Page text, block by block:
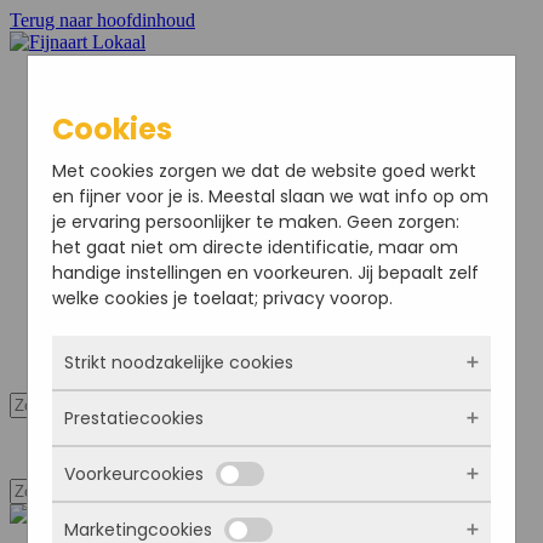
Terug naar hoofdinhoud
Home
Nieuws
Sport
Bedrijven
Agenda
Ondernemersvereniging
Adverteren
Mijn Account
Mijn Account
Cookies
Met cookies zorgen we dat de website goed werkt
en fijner voor je is. Meestal slaan we wat info op om
je ervaring persoonlijker te maken. Geen zorgen:
het gaat niet om directe identificatie, maar om
handige instellingen en voorkeuren. Jij bepaalt zelf
welke cookies je toelaat; privacy voorop.
Strikt noodzakelijke cookies
Deze cookies zorgen ervoor dat de website
überhaupt werkt. Ze zijn dus altijd actief en
kunnen niet worden uitgezet. Meestal worden
ze alleen geplaatst als jij iets doet, zoals
inloggen, een formulier invullen of je
Prestatiecookies
Met deze cookies zien we hoe vaak onze site
bezocht wordt, waar bezoekers vandaan
komen en welke pagina’s populair zijn. Zo
Voorkeurcookies
Deze cookies onthouden jouw voorkeuren.
Marketingcookies